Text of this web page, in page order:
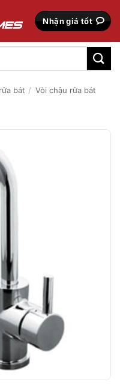
Nhận giá tốt
bát / Vòi chậu rửa bát